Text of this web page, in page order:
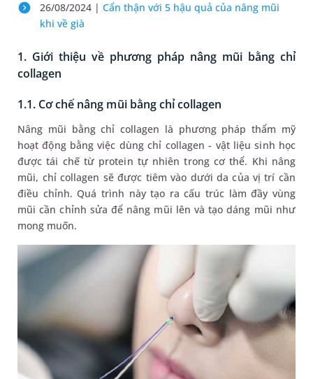
26/08/2024 | Cẩn thận với 5 hậu quả của nâng mũi
khi về già
1. Giới thiệu về phương pháp nâng mũi bằng chỉ
collagen
1.1. Cơ chế nâng mũi bằng chỉ collagen
Nâng mũi bằng chỉ collagen là phương pháp thẩm mỹ
hoạt động bằng việc dùng chỉ collagen - vật liệu sinh học
được tái chế từ protein tự nhiên trong cơ thể. Khi nâng
mũi, chỉ collagen sẽ được tiêm vào dưới da của vị trí cần
điều chỉnh. Quá trình này tạo ra cấu trúc làm đầy vùng
mũi cần chỉnh sửa để nâng mũi lên và tạo dáng mũi như
mong muốn.